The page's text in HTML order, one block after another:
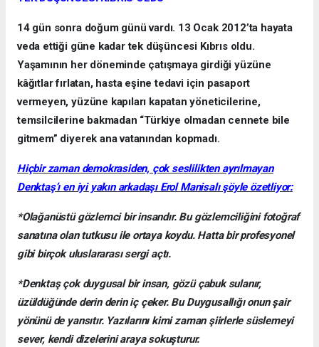
14 gün sonra doğum günü vardı. 13 Ocak 2012’ta hayata
veda ettiği güne kadar tek düşüncesi Kıbrıs oldu.
Yaşamının her döneminde çatışmaya girdiği yüzüne
kâğıtlar fırlatan, hasta eşine tedavi için pasaport
vermeyen, yüzüne kapıları kapatan yöneticilerine,
temsilcilerine bakmadan “Türkiye olmadan cennete bile
gitmem” diyerek ana vatanından kopmadı.
Hiçbir zaman demokrasiden, çok seslilikten ayrılmayan
Denktaş’ı en iyi yakın arkadaşı Erol Manisalı şöyle özetliyor:
*Olağanüstü gözlemci bir insandır. Bu gözlemciliğini fotoğraf
sanatına olan tutkusu ile ortaya koydu. Hatta bir profesyonel
gibi birçok uluslararası sergi açtı.
*Denktaş çok duygusal bir insan, gözü çabuk sulanır,
üzüldüğünde derin derin iç çeker. Bu Duygusallığı onun şair
yönünü de yansıtır. Yazılarını kimi zaman şiirlerle süslemeyi
sever, kendi dizelerini araya sokuşturur.